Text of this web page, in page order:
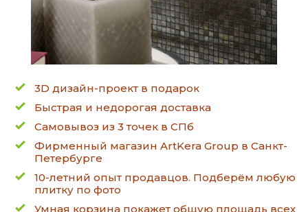
3D дизайн-проект в подарок
Быстрая и недорогая доставка
Самовывоз из 3 точек в СПб
Фирменный магазин ArtKera Group в Санкт-
Петербурге
10-летний опыт продавцов. Подберём любую
плитку по фото
Умная корзина покажет общую площадь всех